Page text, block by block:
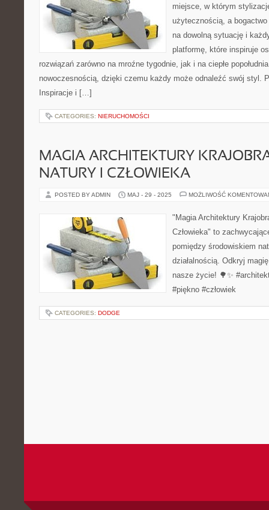
miejsce, w którym
użytecznością, a
na dowolną sytuację i
platformę, które inspiruje
rozwiązań zarówno na mroźne tygodnie, jak i na ciepłe
nowoczesnością, dzięki czemu każdy może odnaleźć swój styl.
Inspiracje i […]
CATEGORIES: NIERUCHOMOŚCI
MAGIA ARCHITEKTURY
NATURY I CZŁOWIEKA
POSTED BY ADMIN MAJ - 29 - 2025 MOŻLIWOŚĆ
"Magia Architektury
Człowieka" to
pomiędzy środowiskiem
działalnością. Odkryj
nasze życie! 🌳✨
#piękno #człowiek
CATEGORIES: DODGE